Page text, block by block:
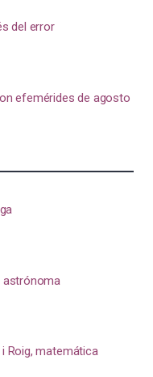
del error
efemérides de agosto
astrónoma
Roig, matemática